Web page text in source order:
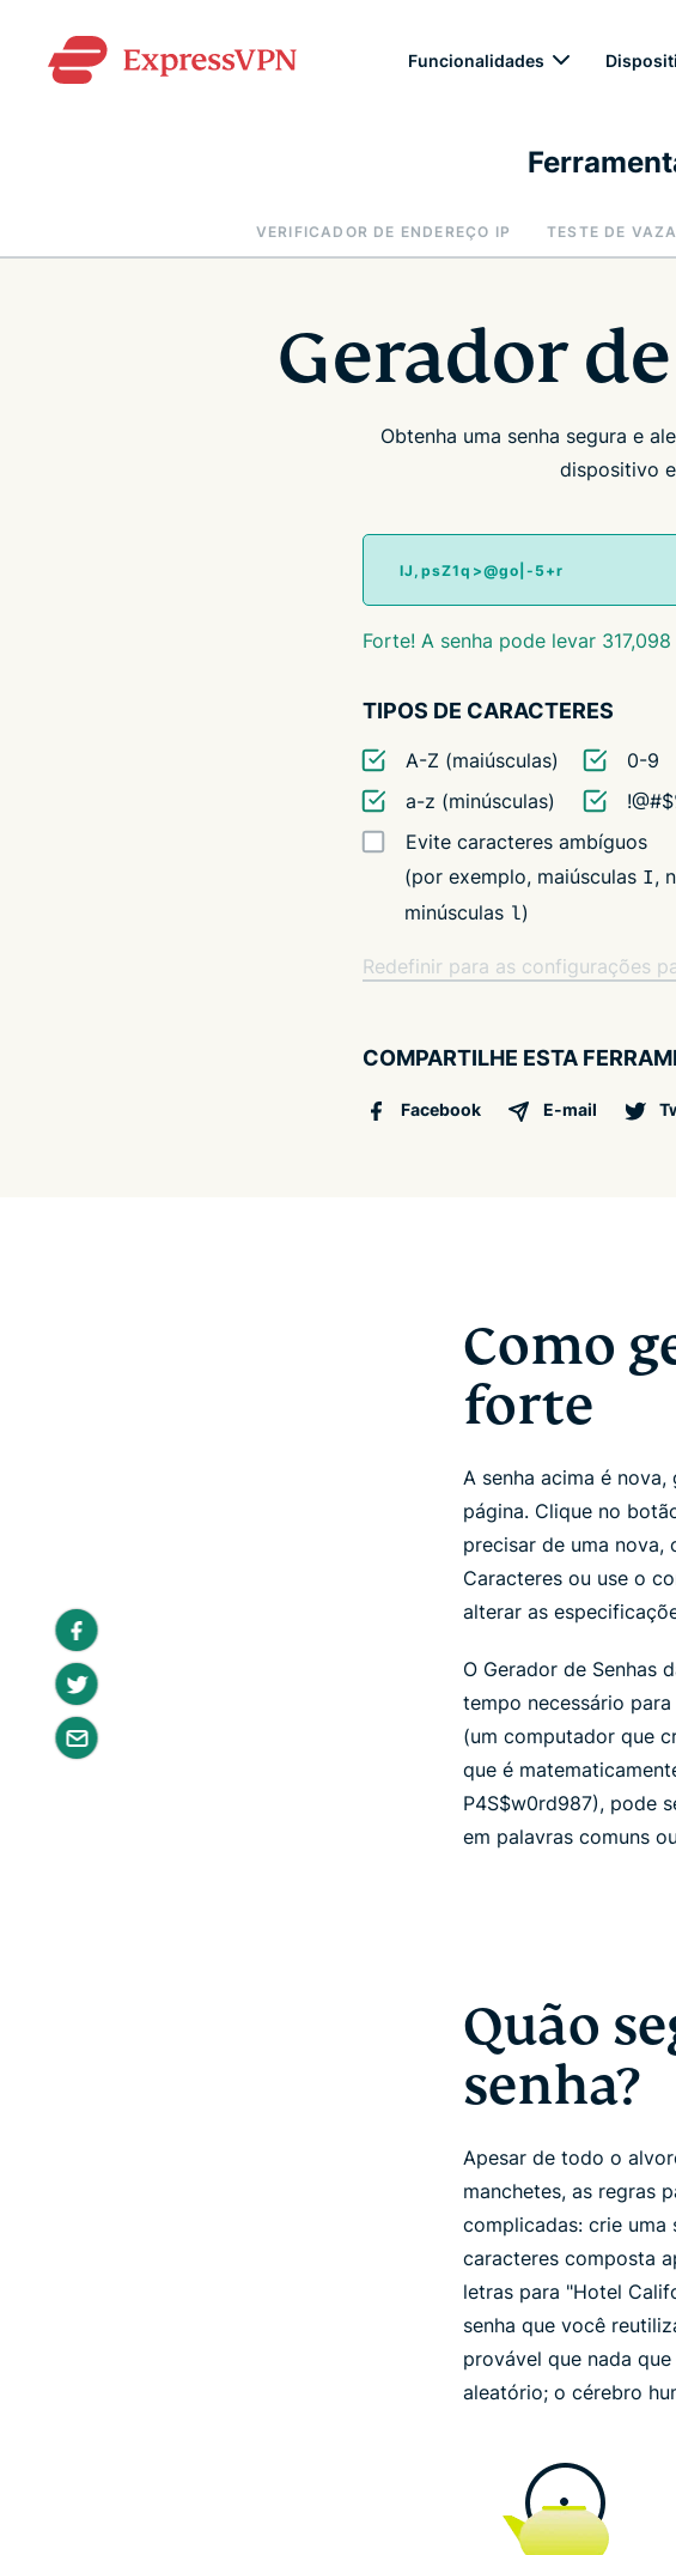
Funcionalidades
VERIFICADOR DE ENDEREÇO IP TESTE DE
Gerador
Obtenha uma senha segura e
dispositivo e
Forte! A senha pode levar
TIPOS DE CARACTERES
A-Z (maiúsculas)
0-9
a-z (minúsculas)
Evite caracteres ambíguos
(por exemplo, maiúsculas I,
minúsculas l)
Redefinir para as configurações
COMPARTILHE ESTA
Facebook E-mail
Como
forte
A senha acima é
página. Clique no
precisar de uma nova,
Caracteres ou use o
alterar as
O Gerador de Senhas
tempo necessário
(um computador que
que é
P4S$w0rd987), pode
em palavras comuns
Quão
senha?
Apesar de todo o
manchetes, as regras
complicadas: crie uma
caracteres composta
letras para "Hotel
senha que você
provável que nada
aleatório; o cérebro